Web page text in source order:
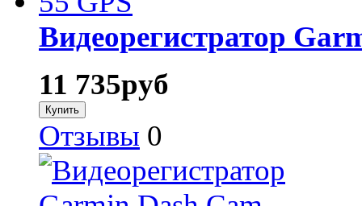
Видеорегистратор
11 735руб
Отзывы 0